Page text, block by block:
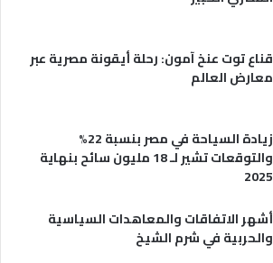
قناع توت عنخ آمون: رحلة أيقونة مصرية عبر
معارض العالم
زيادة السياحة في مصر بنسبة 22%
والتوقعات تشير لـ 18 مليون سائح بنهاية
2025
أشهر الاتفاقات والمعاهدات السياسية
والحربية في شرم الشيخ